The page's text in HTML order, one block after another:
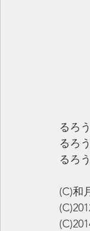
るろ
るろ
るろ
(C)和